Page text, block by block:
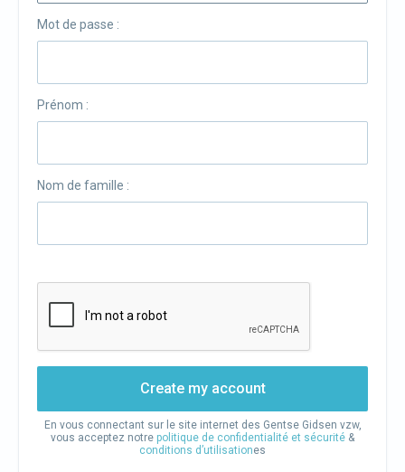
Mot de passe :
Prénom :
Nom de famille :
Create my account
En vous connectant sur le site internet des Gentse Gidsen vzw,
vous acceptez notre politique de confidentialité et sécurité &
conditions d’utilisationes